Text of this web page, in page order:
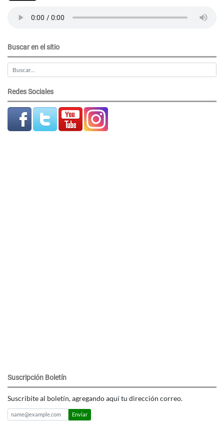
Buscar en el sitio
Redes Sociales
Suscripción Boletín
Suscribite al boletín, agregando aquí tu dirección correo.
Enviar